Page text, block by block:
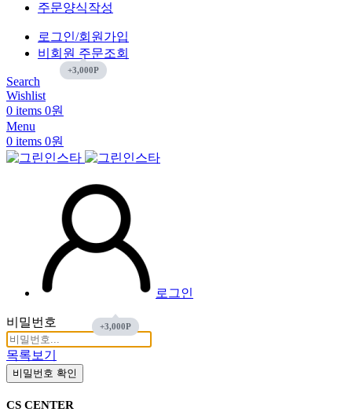
주문양식작성
로그인/회원가입
비회원 주문조회
Search
Wishlist
0 items 0원
Menu
0 items 0원
로그인
비밀번호
목록보기
비밀번호 확인
CS CENTER